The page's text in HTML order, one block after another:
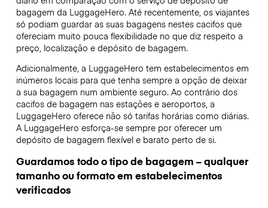
bagagem da LuggageHero. Até recentemente, os viajantes
só podiam guardar as suas bagagens nestes cacifos que
ofereciam muito pouca flexibilidade no que diz respeito a
preço, localização e depósito de bagagem.
Adicionalmente, a LuggageHero tem estabelecimentos em
inúmeros locais para que tenha sempre a opção de deixar
a sua bagagem num ambiente seguro. Ao contrário dos
cacifos de bagagem nas estações e aeroportos, a
LuggageHero oferece não só tarifas horárias como diárias.
A LuggageHero esforça-se sempre por oferecer um
depósito de bagagem flexível e barato perto de si.
Guardamos todo o tipo de bagagem – qualquer
tamanho ou formato em estabelecimentos
verificados